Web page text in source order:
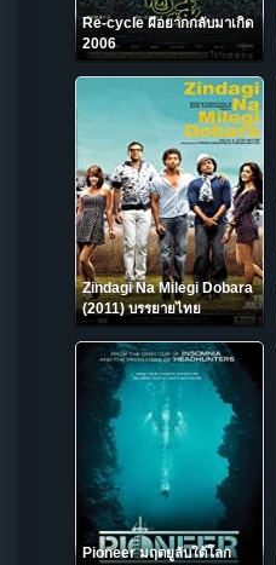
Re-cycle ผีอยากกลับมาเกิด
2006
Zindagi Na Milegi Dobara
(2011) บรรยายไทย
Pioneer มฤตยูลับใต้โลก